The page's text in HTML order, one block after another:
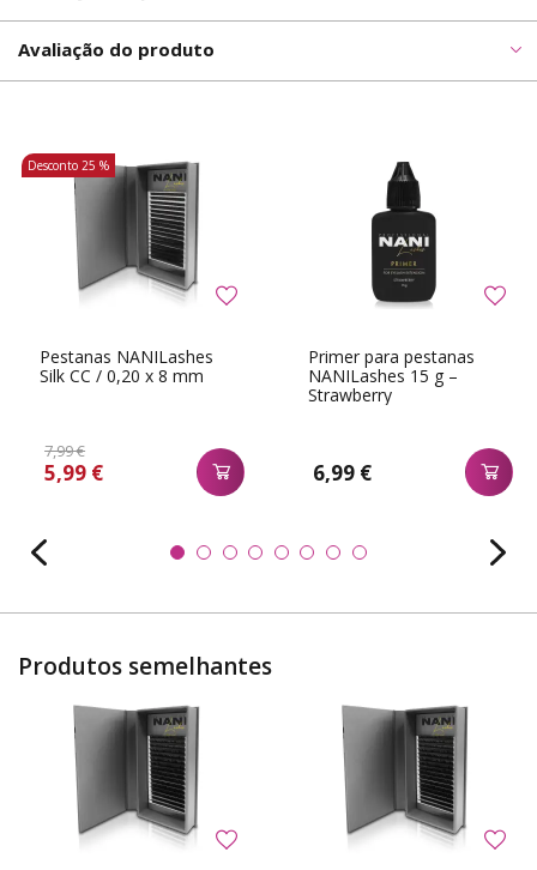
Avaliação do produto
Pestanas NANILashes
Silk CC / 0,20 x 8 mm
7,99 €
5,99 €
Desconto 25 %
Primer para pestanas
NANILashes 15 g –
Strawberry
6,99 €
Produtos semelhantes